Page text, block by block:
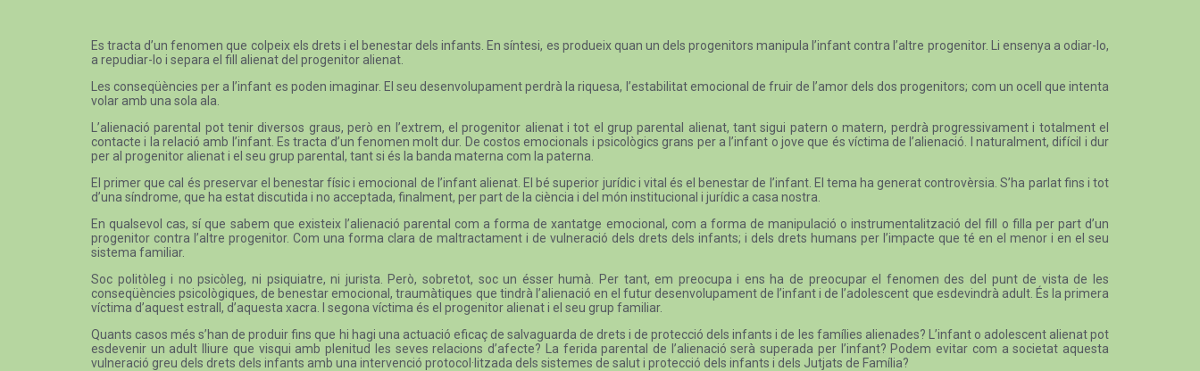
Es tracta d’un fenomen que colpeix els drets i el benestar dels infants. En síntesi, es produeix quan un dels progenitors manipula l’infant contra l’altre progenitor. Li ensenya a odiar-lo,
a repudiar-lo i separa el fill alienat del progenitor alienat.
Les conseqüències per a l’infant es poden imaginar. El seu desenvolupament perdrà la riquesa, l’estabilitat emocional de fruir de l’amor dels dos progenitors; com un ocell que intenta
volar amb una sola ala.
L’alienació parental pot tenir diversos graus, però en l’extrem, el progenitor alienat i tot el grup parental alienat, tant sigui patern o matern, perdrà progressivament i totalment el
contacte i la relació amb l’infant. Es tracta d’un fenomen molt dur. De costos emocionals i psicològics grans per a l’infant o jove que és víctima de l’alienació. I naturalment, difícil i dur
per al progenitor alienat i el seu grup parental, tant si és la banda materna com la paterna.
El primer que cal és preservar el benestar físic i emocional de l’infant alienat. El bé superior jurídic i vital és el benestar de l’infant. El tema ha generat controvèrsia. S’ha parlat fins i tot
d’una síndrome, que ha estat discutida i no acceptada, finalment, per part de la ciència i del món institucional i jurídic a casa nostra.
En qualsevol cas, sí que sabem que existeix l’alienació parental com a forma de xantatge emocional, com a forma de manipulació o instrumentalització del fill o filla per part d’un
progenitor contra l’altre progenitor. Com una forma clara de maltractament i de vulneració dels drets dels infants; i dels drets humans per l’impacte que té en el menor i en el seu
sistema familiar.
Soc politòleg i no psicòleg, ni psiquiatre, ni jurista. Però, sobretot, soc un ésser humà. Per tant, em preocupa i ens ha de preocupar el fenomen des del punt de vista de les
conseqüències psicològiques, de benestar emocional, traumàtiques que tindrà l’alienació en el futur desenvolupament de l’infant i de l’adolescent que esdevindrà adult. És la primera
víctima d’aquest estrall, d’aquesta xacra. I segona víctima és el progenitor alienat i el seu grup familiar.
Quants casos més s’han de produir fins que hi hagi una actuació eficaç de salvaguarda de drets i de protecció dels infants i de les famílies alienades? L’infant o adolescent alienat pot
esdevenir un adult lliure que visqui amb plenitud les seves relacions d’afecte? La ferida parental de l’alienació serà superada per l’infant? Podem evitar com a societat aquesta
vulneració greu dels drets dels infants amb una intervenció protocol·litzada dels sistemes de salut i protecció dels infants i dels Jutjats de Família?